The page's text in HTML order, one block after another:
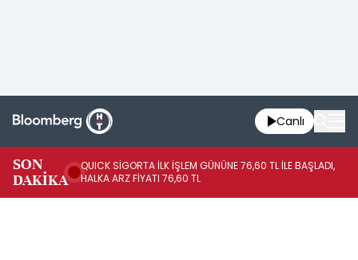
Canlı
SON
DAKİKA
QUICK SİGORTA İLK İŞLEM GÜNÜNE 76,60 TL İLE BAŞLADI,
HALKA ARZ FİYATI 76,60 TL